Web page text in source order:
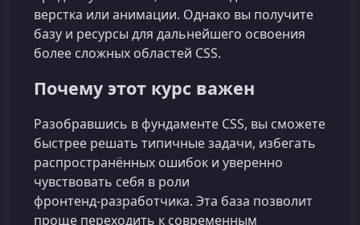
верстка или анимации. Однако вы получите
базу и ресурсы для дальнейшего освоения
более сложных областей CSS.
Почему этот курс важен
Разобравшись в фундаменте CSS, вы сможете
быстрее решать типичные задачи, избегать
распространённых ошибок и уверенно
чувствовать себя в роли
фронтенд‑разработчика. Эта база позволит
проще переходить к современным